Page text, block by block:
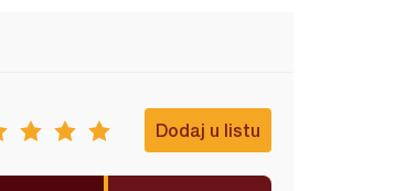
Dodaj u listu